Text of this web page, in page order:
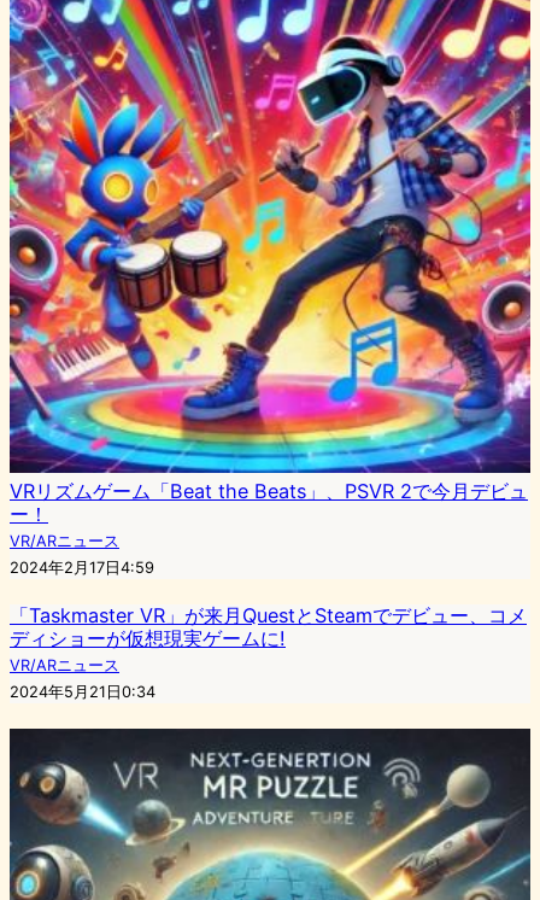
VRリズムゲーム「Beat the Beats」、PSVR 2で今月デビュ
ー！
VR/ARニュース
2024年2月17日4:59
「Taskmaster VR」が来月QuestとSteamでデビュー、コメ
ディショーが仮想現実ゲームに!
VR/ARニュース
2024年5月21日0:34